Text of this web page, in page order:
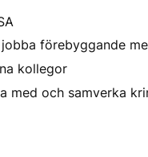
förebyggande
kollegor
med och samverka